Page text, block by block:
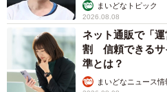
まいどなトピック
2026.08.08
ネット通販で「
割 信頼できるサ
準とは？
まいどなニュース情